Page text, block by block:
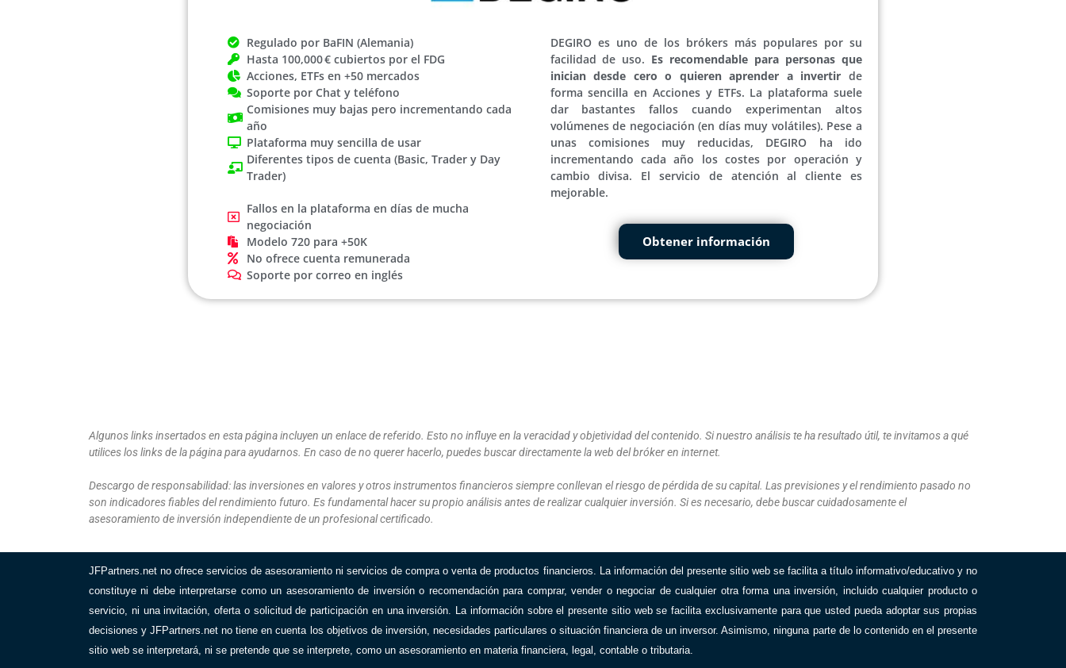
Regulado por BaFIN (Alemania)
Hasta 100,000 € cubiertos por el FDG
Acciones, ETFs en +50 mercados
Soporte por Chat y teléfono
Comisiones muy bajas pero incrementando cada
año
Plataforma muy sencilla de usar
Diferentes tipos de cuenta (Basic, Trader y Day
Trader)
Fallos en la plataforma en días de mucha
negociación
Modelo 720 para +50K
No ofrece cuenta remunerada
Soporte por correo en inglés
DEGIRO es uno de los brókers más populares por su
facilidad de uso. Es recomendable para personas que
inician desde cero o quieren aprender a invertir de
forma sencilla en Acciones y ETFs. La plataforma suele
dar bastantes fallos cuando experimentan altos
volúmenes de negociación (en días muy volátiles). Pese a
unas comisiones muy reducidas, DEGIRO ha ido
incrementando cada año los costes por operación y
cambio divisa. El servicio de atención al cliente es
mejorable.
Obtener información
Algunos links insertados en esta página incluyen un enlace dereferido. Esto no influye en la veracidad y objetividad del contenido. Si nuestro análisis te ha resultado útil, te invitamos a qué
utilices los links de la página para ayudarnos. En caso de no querer hacerlo, puedes buscar directamente la web del bróker en internet.
Descargo de responsabilidad: las inversiones en valores y otros instrumentos financieros siempre conllevan el riesgo de pérdida de su capital. Las previsiones y el rendimiento pasado no
son indicadores fiables del rendimiento futuro. Es fundamental hacer su propio análisis antes de realizar cualquier inversión. Si es necesario, debe buscar cuidadosamente el
asesoramiento de inversión independiente de un profesional certificado.
JFPartners.net no ofrece servicios de asesoramiento ni servicios de compra o venta de productos financieros. La información del presente sitio web se facilita a título informativo/educativo y no
constituye ni debe interpretarse como un asesoramiento de inversión o recomendación para comprar, vender o negociar de cualquier otra forma una inversión, incluido cualquier producto o
servicio, ni una invitación, oferta o solicitud de participación en una inversión. La información sobre el presente sitio web se facilita exclusivamente para que usted pueda adoptar sus propias
decisiones y JFPartners.net no tiene en cuenta los objetivos de inversión, necesidades particulares o situación financiera de un inversor. Asimismo, ninguna parte de lo contenido en el presente
sitio web se interpretará, ni se pretende que se interprete, como un asesoramiento en materia financiera, legal, contable o tributaria.